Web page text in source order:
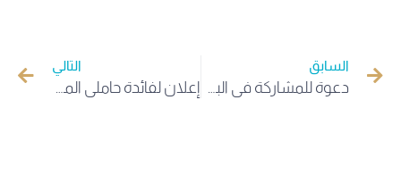
السابق
دعوة للمشاركة في البطولة الدولية الجيولوجية في روسيا
التالي
إعلان لفائدة حاملي المشاريع والطلبة المبتكرين